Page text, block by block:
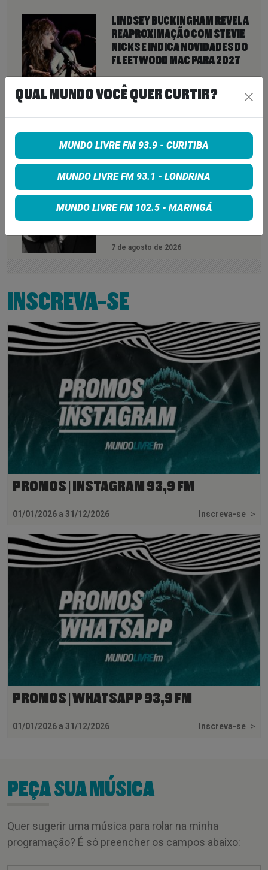
LINDSEY BUCKINGHAM REVELA
REAPROXIMAÇÃO COM STEVIE
NICKS E INDICA NOVIDADES DO
FLEETWOOD MAC PARA 2027
7 de agosto de 2026
NEIL YOUNG ANUNCIA ÁLBUM
NOVA FASE COM OS CHROME
KORN, LIMP BIZKIT E SMASHING
PUMPKINS, MORRE AOS 69 ANOS
7 de agosto de 2026
INSCREVA-SE
PROMOS | INSTAGRAM 93,9 FM
01/01/2026 a 31/12/2026 Inscreva-se >
PROMOS | WHATSAPP 93,9 FM
01/01/2026 a 31/12/2026 Inscreva-se >
PEÇA SUA MÚSICA
Quer sugerir uma música para rolar na minha
programação? É só preencher os campos abaixo:
QUAL MUNDO VOCÊ QUER CURTIR?
MUNDO LIVRE FM 93.9 - CURITIBA
MUNDO LIVRE FM 93.1 - LONDRINA
MUNDO LIVRE FM 102.5 - MARINGÁ